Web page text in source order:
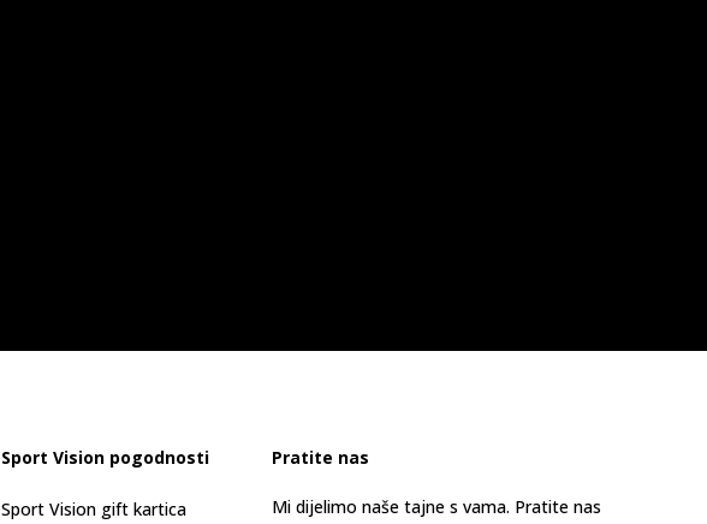
Sport Vision pogodnosti
Sport Vision gift kartica
Pratite nas
Mi dijelimo naše tajne s vama. Pratite nas